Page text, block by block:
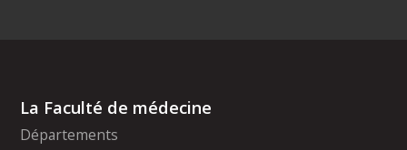
La Faculté de médecine
Départements